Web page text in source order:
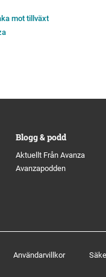
mot tillväxt
Blogg & podd
Aktuellt Från Avanza
Avanzapodden
Användarvillkor